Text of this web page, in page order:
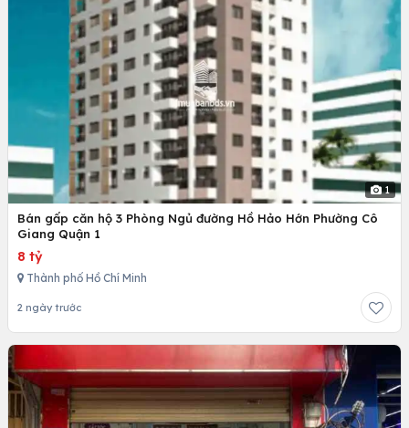
1
Bán gấp căn hộ 3 Phòng Ngủ đường Hồ Hảo Hớn Phường Cô
Giang Quận 1
8 tỷ
Thành phố Hồ Chí Minh
2 ngày trước